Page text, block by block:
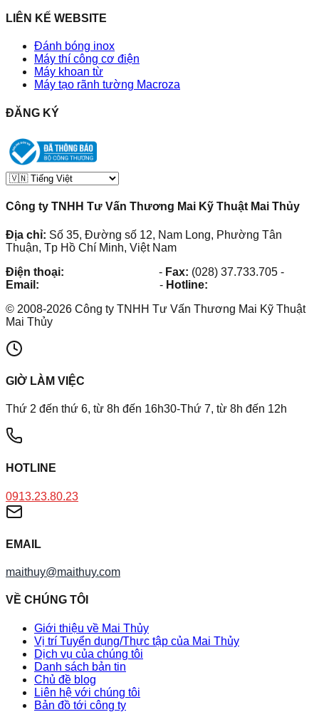
LIÊN KẾ WEBSITE
Đánh bóng inox
Máy thí công cơ điện
Máy khoan từ
Máy tạo rãnh tường Macroza
ĐĂNG KÝ
Công ty TNHH Tư Vấn Thương Mai Kỹ Thuật Mai Thủy
Địa chỉ: Số 35, Đường số 12, Nam Long, Phường Tân
Thuận, Tp Hồ Chí Minh, Việt Nam
Điện thoại:
- Fax: (028) 37.733.705 -
Email:
- Hotline:
© 2008-2026 Công ty TNHH Tư Vấn Thương Mai Kỹ Thuật
Mai Thủy
GIỜ LÀM VIỆC
Thứ 2 đến thứ 6, từ 8h đến 16h30-Thứ 7, từ 8h đến 12h
HOTLINE
0913.23.80.23
EMAIL
maithuy@maithuy.com
VỀ CHÚNG TÔI
Giới thiệu về Mai Thủy
Vị trí Tuyển dụng/Thực tập của Mai Thủy
Dịch vụ của chúng tôi
Danh sách bản tin
Chủ đề blog
Liên hệ với chúng tôi
Bản đồ tới công ty